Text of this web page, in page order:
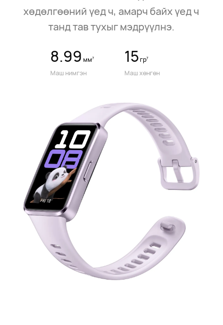
хөдөлгөөний үед ч, амарч байх үед ч
танд тав тухыг мэдрүүлнэ.
8.99 мм7
Маш нимгэн
15гр7
Маш хөнгөн